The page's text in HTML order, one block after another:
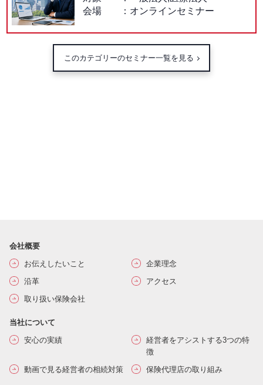
会場
オンラインセミナー
このカテゴリーのセミナー一覧を見る
会社概要
お伝えしたいこと
企業理念
沿革
アクセス
取り扱い保険会社
当社について
安心の実績
経営者をアシストする3つの特
徴
動画で見る経営者の相続対策
保険代理店の取り組み